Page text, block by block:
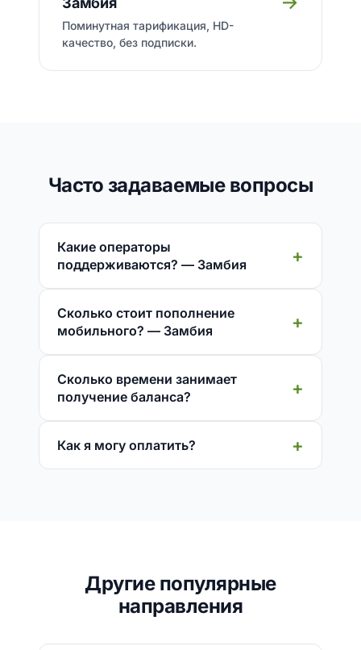
Поминутная тарификация, HD-
качество, без подписки.
Часто задаваемые вопросы
Какие операторы
поддерживаются? — Замбия
Сколько стоит пополнение
мобильного? — Замбия
Сколько времени занимает
получение баланса?
Как я могу оплатить?
Другие популярные
направления